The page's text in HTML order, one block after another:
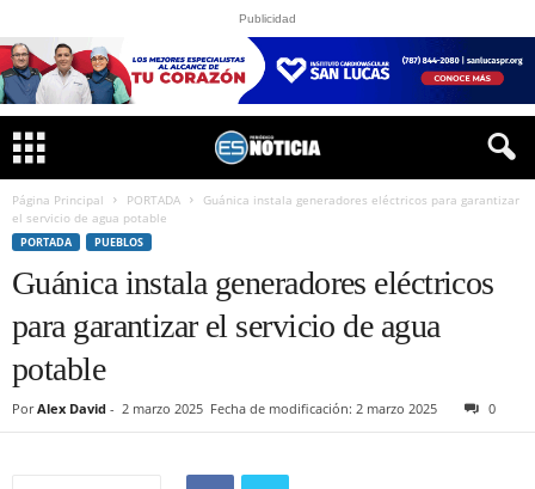
Publicidad
Página Principal PORTADA
Guánica instala generadores eléctricos para garantizar
el servicio de agua potable
PORTADA PUEBLOS
Guánica instala generadores eléctricos
para garantizar el servicio de agua
potable
Por Alex David - 2 marzo 2025 Fecha de modificación: 2 marzo 2025 0